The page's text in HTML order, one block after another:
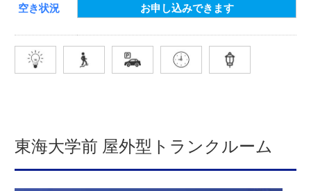
空き状況 お申し込みできます
東海大学前 屋外型トランクルーム